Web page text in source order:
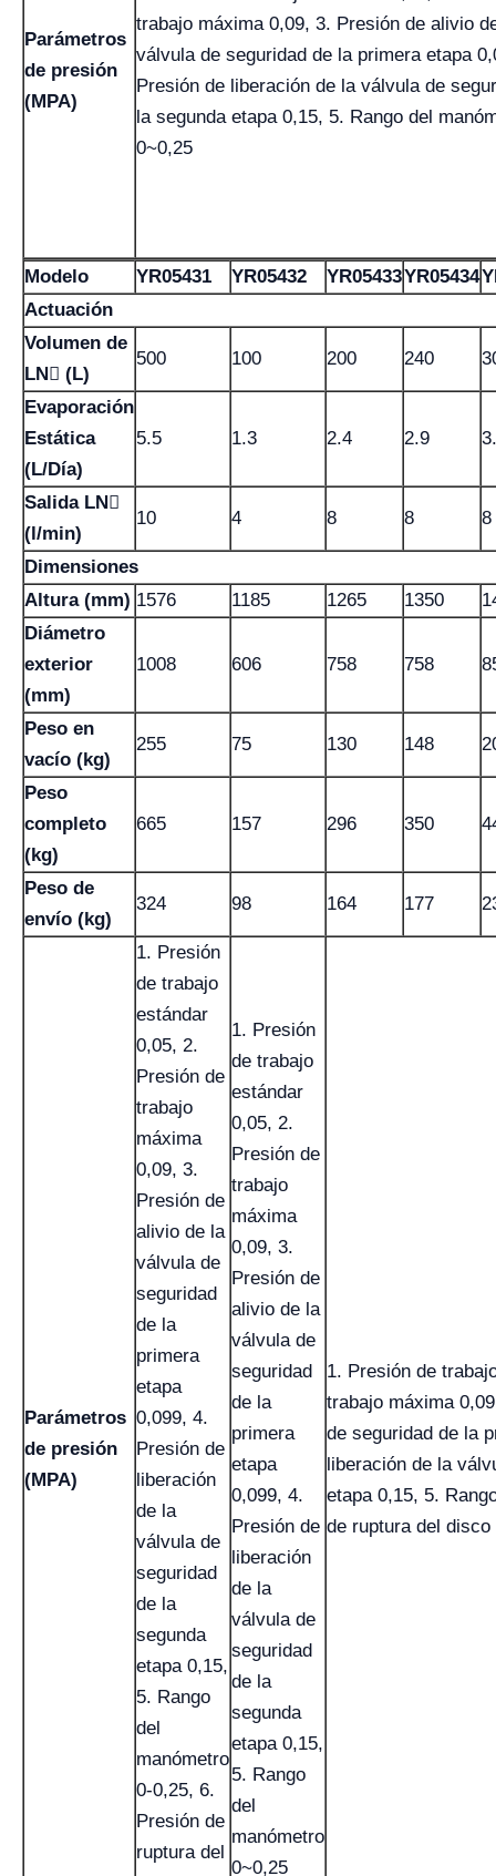
Parámetros
de presión
(MPA)
trabajo máxima 0,09, 3. Presión de alivio
válvula de seguridad de la primera etapa
Presión de liberación de la válvula de
la segunda etapa 0,15, 5. Rango del
0~0,25
Modelo YR05431 YR05432 YR05433YR05434
Actuación
Volumen de
LN (L)
500 100 200 240
Evaporación
Estática
(L/Día)
5.5 1.3 2.4 2.9
Salida LN
(l/min)
10 4 8 8 8
Dimensiones
Altura (mm) 1576 1185 1265 1350
Diámetro
exterior
(mm)
1008 606 758 758
Peso en
vacío (kg)
255 75 130 148
Peso
completo
(kg)
665 157 296 350
Peso de
envío (kg)
324 98 164 177
Parámetros
de presión
(MPA)
1. Presión
de trabajo
estándar
0,05, 2.
Presión de
trabajo
máxima
0,09, 3.
Presión de
alivio de la
válvula de
seguridad
de la
primera
etapa
0,099, 4.
Presión de
liberación
de la
válvula de
seguridad
de la
segunda
etapa 0,15,
5. Rango
del
manómetro
0-0,25, 6.
Presión de
ruptura del
1. Presión
de trabajo
estándar
0,05, 2.
Presión de
trabajo
máxima
0,09, 3.
Presión de
alivio de la
válvula de
seguridad
de la
primera
etapa
0,099, 4.
Presión de
liberación
de la
válvula de
seguridad
de la
segunda
etapa 0,15,
5. Rango
del
manómetro
0~0,25
1. Presión de
trabajo máxima
de seguridad de la
liberación de la
etapa 0,15, 5.
de ruptura del